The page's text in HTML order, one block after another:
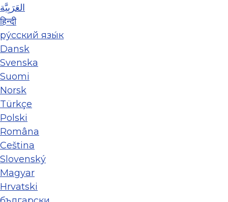
العَرَبِيَّة
हिन्दी
ру́сский язы́к
Dansk
Svenska
Suomi
Norsk
Türkçe
Polski
Româna
Ceština
Slovenský
Magyar
Hrvatski